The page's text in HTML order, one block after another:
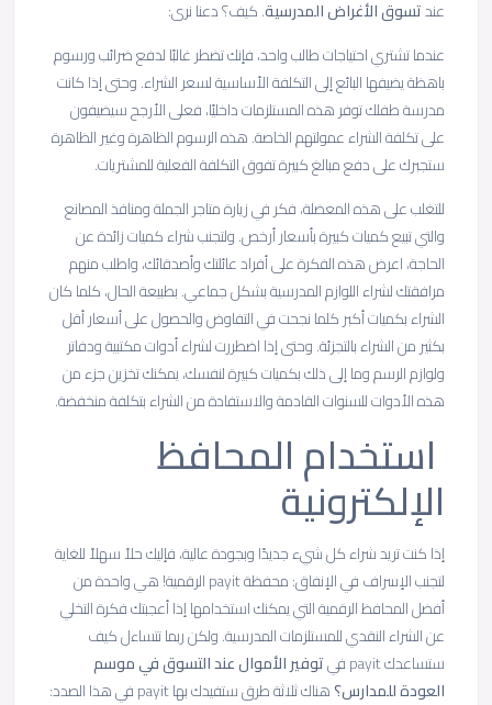
عندتسوق الأغراض المدرسية. كيف؟ دعنا نرى:
عندما تشتري احتياجات طالب واحد، فإنك تضطر غالبًا لدفع ضرائب ورسوم
باهظة يضيفها البائع إلى التكلفة الأساسية لسعر الشراء. وحتى إذا كانت
مدرسة طفلك توفر هذه المستلزمات داخليًا، فعلى الأرجح سيضيفون
على تكلفة الشراء عمولتهم الخاصة. هذه الرسوم الظاهرة وغير الظاهرة
ستجبرك على دفع مبالغ كبيرة تفوق التكلفة الفعلية للمشتريات.
للتغلب على هذه المعضلة، فكر في زيارة متاجر الجملة ومنافذ المصانع
والتي تبيع كميات كبيرة بأسعار أرخص. ولتجنب شراء كميات زائدة عن
الحاجة، اعرض هذه الفكرة على أفراد عائلتك وأصدقائك، واطلب منهم
مرافقتك لشراء اللوازم المدرسية بشكل جماعي. بطبيعة الحال، كلما كان
الشراء بكميات أكبر كلما نجحت في التفاوض والحصول على أسعار أقل
بكثير من الشراء بالتجزئة. وحتى إذا اضطررت لشراء أدوات مكتبية ودفاتر
ولوازم الرسم وما إلى ذلك بكميات كبيرة لنفسك، يمكنك تخزين جزء من
هذه الأدوات للسنوات القادمة والاستفادة من الشراء بتكلفة منخفضة.
استخدام المحافظ
الإلكترونية
إذا كنت تريد شراء كل شيء جديدًا وبجودة عالية، فإليك حلاً سهلاً للغاية
لتجنب الإسراف في الإنفاق: محفظة payit الرقمية! هي واحدة من
أفضل المحافظ الرقمية التي يمكنك استخدامها إذا أعجبتك فكرة التخلي
عن الشراء النقدي للمستلزمات المدرسية. ولكن ربما تتساءل كيف
ستساعدك payit في
توفير الأموال عند التسوق في موسم
العودة للمدارس؟هناك ثلاثة طرق ستفيدك بها payit في هذا الصدد: